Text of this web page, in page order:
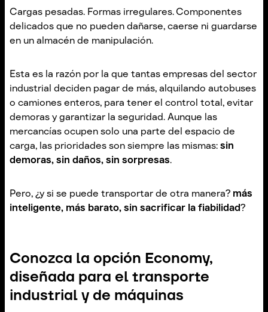
Cargas pesadas. Formas irregulares. Componentes
delicados que no pueden dañarse, caerse ni guardarse
en un almacén de manipulación.
Esta es la razón por la que tantas empresas del sector
industrial deciden pagar de más, alquilando autobuses
o camiones enteros, para tener el control total, evitar
demoras y garantizar la seguridad. Aunque las
mercancías ocupen solo una parte del espacio de
carga, las prioridades son siempre las mismas:sin
demoras, sin daños, sin sorpresas.
Pero, ¿y si se puede transportar de otra manera? más
inteligente, más barato, sin sacrificar la fiabilidad?
Conozca la opción Economy,
diseñada para el transporte
industrial y de máquinas